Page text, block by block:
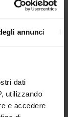
annunci
dati
utilizzando
e accedere